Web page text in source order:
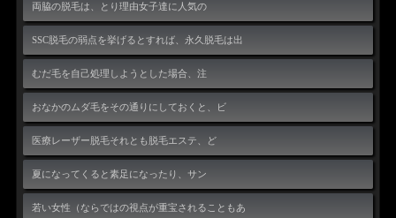
両脇の脱毛は、とり理由女子達に人気の
SSC脱毛の弱点を挙げるとすれば、永久脱毛は出
むだ毛を自己処理しようとした場合、注
おなかのムダ毛をその通りにしておくと、ビ
医療レーザー脱毛それとも脱毛エステ、ど
夏になってくると素足になったり、サン
若い女性（ならではの視点が重宝されることもあ